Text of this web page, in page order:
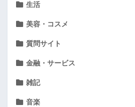
生活
美容・コスメ
質問サイト
金融・サービス
雑記
音楽